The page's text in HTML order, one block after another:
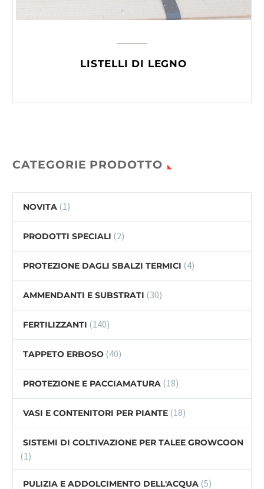
LISTELLI DI LEGNO
CATEGORIE PRODOTTO
NOVITA (1)
PRODOTTI SPECIALI (2)
PROTEZIONE DAGLI SBALZI TERMICI (4)
AMMENDANTI E SUBSTRATI (30)
FERTILIZZANTI (140)
TAPPETO ERBOSO (40)
PROTEZIONE E PACCIAMATURA (18)
VASI E CONTENITORI PER PIANTE (18)
SISTEMI DI COLTIVAZIONE PER TALEE GROWCOON
(1)
PULIZIA E ADDOLCIMENTO DELL'ACQUA (5)